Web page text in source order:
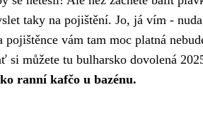
taky na pojištění. Jo, já vím -
vám tam moc platná
si můžete tu bulharsko dovolená
ranní kafčo u bazénu.